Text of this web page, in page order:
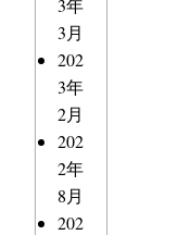
3年
3月
202
3年
2月
202
2年
8月
202